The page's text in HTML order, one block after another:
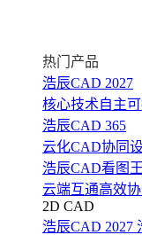
热门产品
浩辰CAD 2027
核心技术自主
浩辰CAD 365
云化CAD协同
浩辰CAD看图王
云端互通高效
2D CAD
浩辰CAD 2027